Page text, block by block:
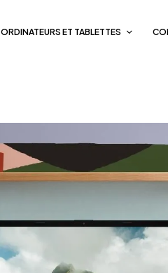
ORDINATEURS ET TABLETTES